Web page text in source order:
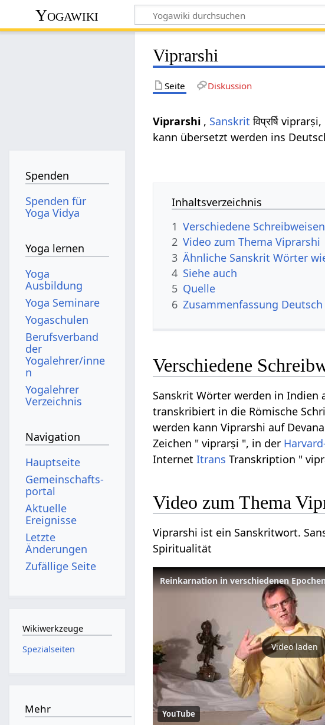
Yogawiki
Viprarshi
Seite Diskussion
Viprarshi , Sanskrit विप्रर्षि
kann übersetzt werden ins
Inhaltsverzeichnis
1 Verschiedene
2 Video zum Thema Viprarshi
3 Ähnliche Sanskrit Wörter
4 Siehe auch
5 Quelle
6 Zusammenfassung
Verschiedene
Sanskrit Wörter werden in Indien
transkribiert in die Römische
werden kann Viprarshi auf
Zeichen " viprarṣi ", in der
InternetItrans Transkription "
Video zum Thema
Viprarshi ist ein Sanskritwort.
Spiritualität
Reinkarnation in verschiedenen
Video laden
YouTube
Spenden
Spenden für
Yoga Vidya
Yoga lernen
Yoga
Ausbildung
Yoga Seminare
Yogaschulen
Berufsverband
der
Yogalehrer/inne
n
Yogalehrer
Verzeichnis
Navigation
Hauptseite
Gemeinschafts­
portal
Aktuelle
Ereignisse
Letzte
Änderungen
Zufällige Seite
Wikiwerkzeuge
Spezialseiten
Mehr